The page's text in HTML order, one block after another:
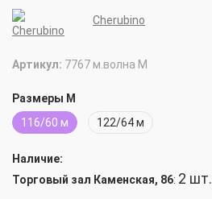
Cherubino
Артикул: 7767 м.волна М
Размеры М
116/60 м
122/64 м
Наличие:
Торговый зал Каменская, 86: 2 шт.